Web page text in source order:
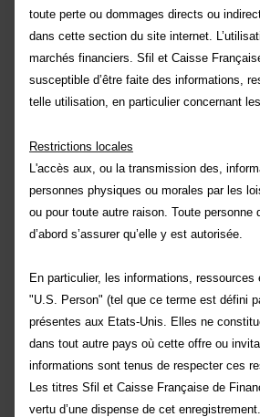
toute perte ou dommages directs ou
dans cette section du site internet.
marchés financiers. Sfil et Caisse
susceptible d’être faite des informations,
telle utilisation, en particulier concernant
Restrictions locales
L'accès aux, ou la transmission des,
personnes physiques ou morales par les
ou pour toute autre raison. Toute
d’abord s’assurer qu’elle y est autorisée.
En particulier, les informations,
"U.S. Person" (tel que ce terme est défini
présentes aux Etats-Unis. Elles ne
dans tout autre pays où cette offre ou
informations sont tenus de respecter ces
Les titres Sfil et Caisse Française de
vertu d’une dispense de cet